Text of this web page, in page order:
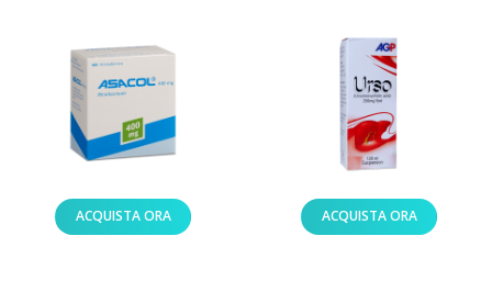
ACQUISTA ORA ACQUISTA ORA